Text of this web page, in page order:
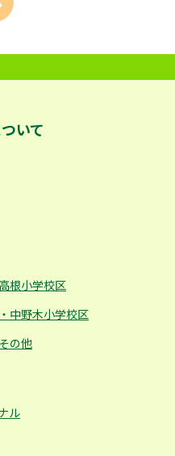
いて
根小学校区
中野木小学校区
の他
ル